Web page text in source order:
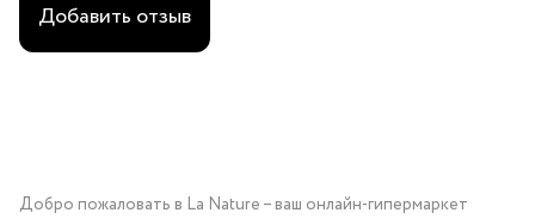
Добавить отзыв
Добро пожаловать в La Nature – ваш онлайн-гипермаркет